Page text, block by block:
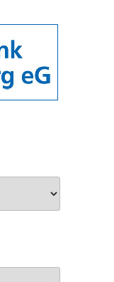
um die